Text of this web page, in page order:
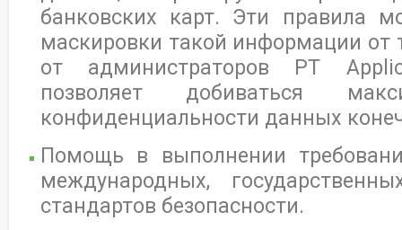
банковских карт. Эти правила
маскировки такой информации от
от администраторов PT
позволяет добиваться
конфиденциальности данных
Помощь в выполнении
международных,
стандартов безопасности.